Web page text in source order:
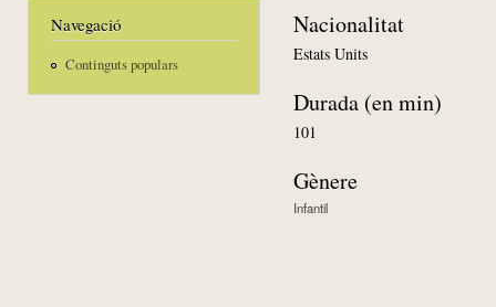
Navegació
Continguts populars
Nacionalitat
Estats Units
Durada (en min)
101
Gènere
Infantil